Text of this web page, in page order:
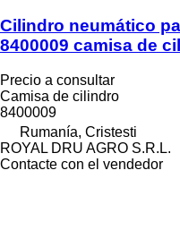
Cilindro neumático
8400009 camisa de
Precio a consultar
Camisa de cilindro
8400009
Rumanía, Cristesti
ROYAL DRU AGRO S.R.L.
Contacte con el vendedor